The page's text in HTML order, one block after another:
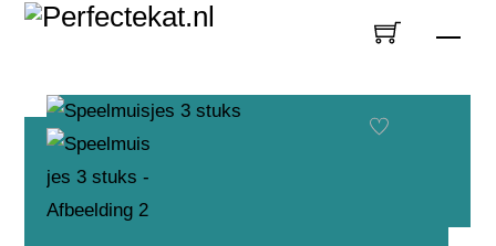
Skip